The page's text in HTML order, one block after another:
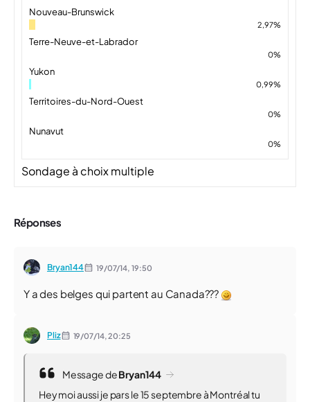
Nouveau-Brunswick
2,97%
Terre-Neuve-et-Labrador
0%
Yukon
0,99%
Territoires-du-Nord-Ouest
0%
Nunavut
0%
Sondage à choix multiple
Réponses
Bryan144 19/07/14, 19:50
Y a des belges qui partent au Canada???
Pliz 19/07/14,20:25
Message deBryan144
Hey moi aussi je pars le 15 septembre à Montréal tu